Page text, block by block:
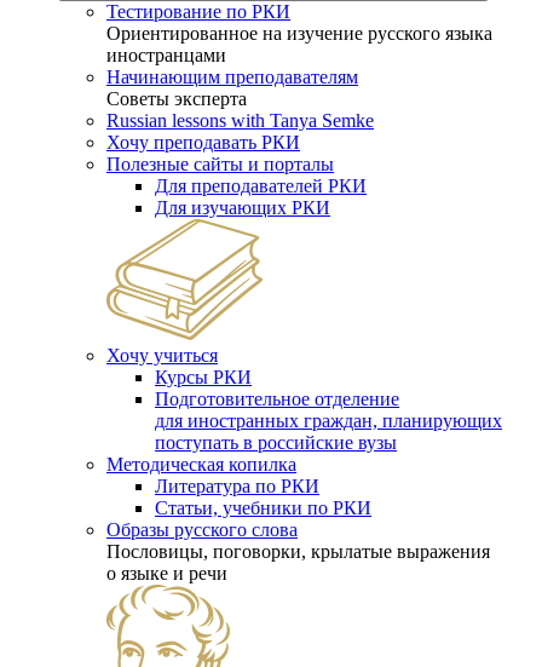
Тестирование по РКИ
Ориентированное на изучение русского языка
иностранцами
Начинающим преподавателям
Советы эксперта
Russian lessons with Tanya Semke
Хочу преподавать РКИ
Полезные сайты и порталы
Для преподавателей РКИ
Для изучающих РКИ
Хочу учиться
Курсы РКИ
Подготовительное отделение
для иностранных граждан, планирующих
поступать в российские вузы
Методическая копилка
Литература по РКИ
Статьи, учебники по РКИ
Образы русского слова
Пословицы, поговорки, крылатые выражения
о языке и речи